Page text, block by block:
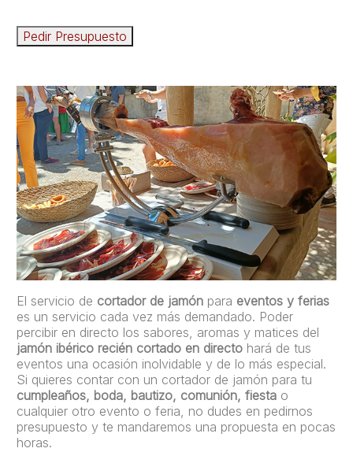
Pedir Presupuesto
El servicio de cortador de jamón para eventos y ferias
es un servicio cada vez más demandado. Poder
percibir en directo los sabores, aromas y matices del
jamón ibérico recién cortado en directo hará de tus
eventos una ocasión inolvidable y de lo más especial.
Si quieres contar con un cortador de jamón para tu
cumpleaños, boda, bautizo, comunión, fiesta o
cualquier otro evento o feria, no dudes en pedirnos
presupuesto y te mandaremos una propuesta en pocas
horas.